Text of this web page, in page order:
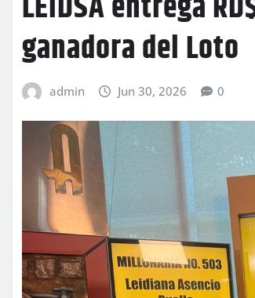
ganadora del Loto
admin Jun 30, 2026 0